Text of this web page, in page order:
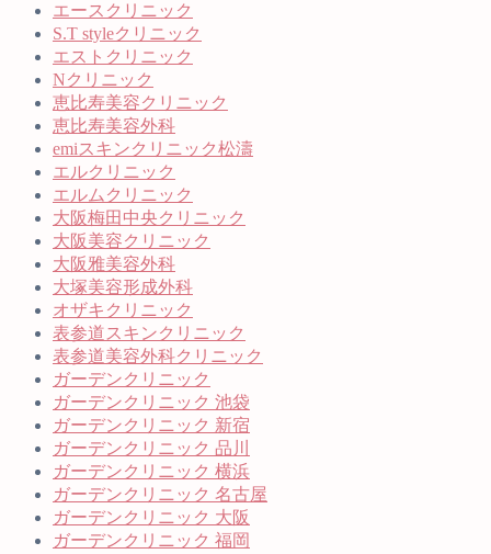
エースクリニック
S.T styleクリニック
エストクリニック
Nクリニック
恵比寿美容クリニック
恵比寿美容外科
emiスキンクリニック松濤
エルクリニック
エルムクリニック
大阪梅田中央クリニック
大阪美容クリニック
大阪雅美容外科
大塚美容形成外科
オザキクリニック
表参道スキンクリニック
表参道美容外科クリニック
ガーデンクリニック
ガーデンクリニック 池袋
ガーデンクリニック 新宿
ガーデンクリニック 品川
ガーデンクリニック 横浜
ガーデンクリニック 名古屋
ガーデンクリニック 大阪
ガーデンクリニック 福岡